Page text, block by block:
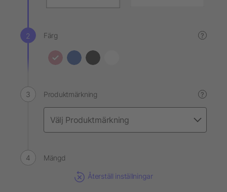
Färg ?
Produktmärkning ?
Mängd
Återställ inställningar